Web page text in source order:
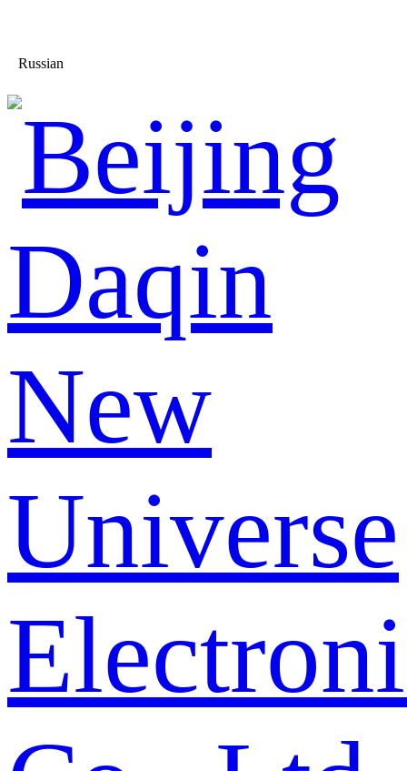
Russian